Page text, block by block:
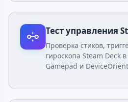
Тест управления
Проверка стиков,
гироскопа Steam Deck
Gamepad и